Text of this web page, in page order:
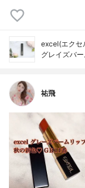
excel(エクセ
グレイズバ
祐飛